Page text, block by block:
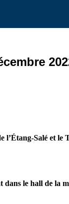
l’Étang-Salé et
le hall de la